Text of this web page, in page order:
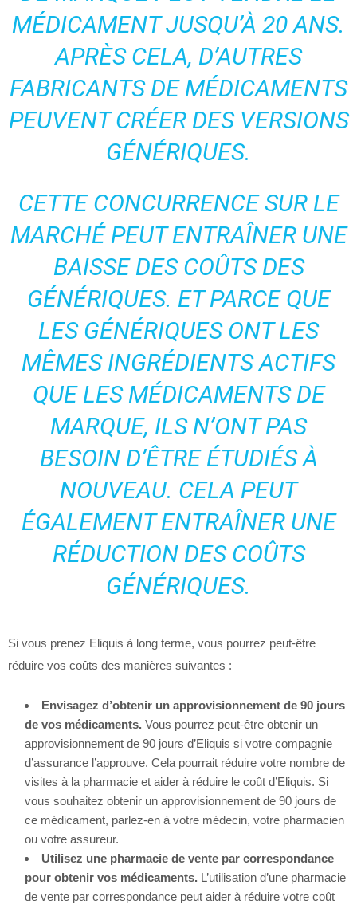
MÉDICAMENT JUSQU’À 20 ANS.
APRÈS CELA, D’AUTRES
FABRICANTS DE MÉDICAMENTS
PEUVENT CRÉER DES VERSIONS
GÉNÉRIQUES.
CETTE CONCURRENCE SUR LE
MARCHÉ PEUT ENTRAÎNER UNE
BAISSE DES COÛTS DES
GÉNÉRIQUES. ET PARCE QUE
LES GÉNÉRIQUES ONT LES
MÊMES INGRÉDIENTS ACTIFS
QUE LES MÉDICAMENTS DE
MARQUE, ILS N’ONT PAS
BESOIN D’ÊTRE ÉTUDIÉS À
NOUVEAU. CELA PEUT
ÉGALEMENT ENTRAÎNER UNE
RÉDUCTION DES COÛTS
GÉNÉRIQUES.
Si vous prenez Eliquis à long terme, vous pourrez peut-être
réduire vos coûts des manières suivantes :
Envisagez d’obtenir un approvisionnement de 90 jours
de vos médicaments. Vous pourrez peut-être obtenir un
approvisionnement de 90 jours d’Eliquis si votre compagnie
d’assurance l’approuve. Cela pourrait réduire votre nombre de
visites à la pharmacie et aider à réduire le coût d’Eliquis. Si
vous souhaitez obtenir un approvisionnement de 90 jours de
ce médicament, parlez-en à votre médecin, votre pharmacien
ou votre assureur.
Utilisez une pharmacie de vente par correspondance
pour obtenir vos médicaments. L’utilisation d’une pharmacie
de vente par correspondance peut aider à réduire votre coût